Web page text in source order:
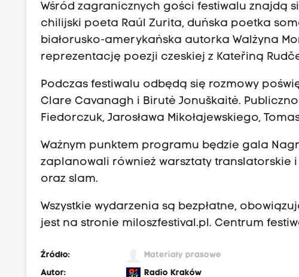
Wśród zagranicznych gości festiwalu znajdą
chilijski poeta Raúl Zurita, duńska poetka
białorusko-amerykańska autorka Walżyna
reprezentację poezji czeskiej z Kateřiną
Podczas festiwalu odbędą się rozmowy
Clare Cavanagh i Birutė Jonuškaitė.
Fiedorczuk, Jarosława Mikołajewskiego,
Ważnym punktem programu będzie gala
zaplanowali również warsztaty
oraz slam.
Wszystkie wydarzenia są bezpłatne,
jest na stronie miloszfestival.pl. Centrum
Źródło:
Materiały prasowe
Autor:
Radio Kraków